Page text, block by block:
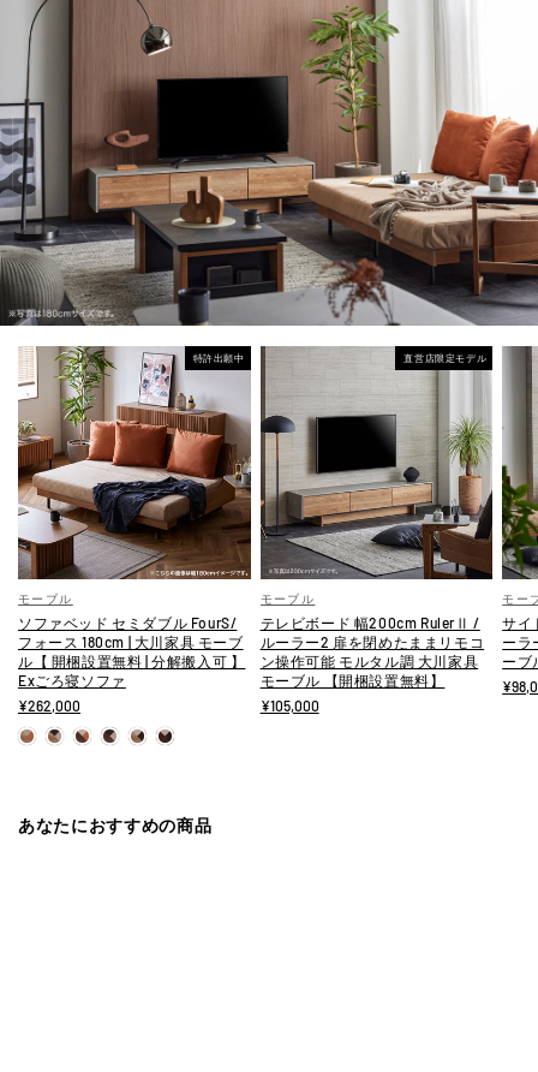
特許出願中
モーブル
ソファベッド セミダブル FourS/
フォース 180cm | 大川家具 モーブ
ル【 開梱設置無料 | 分解搬入可 】
Exごろ寝ソファ
¥262,000
直営店限定モデル
モーブル
テレビボード 幅200cm RulerⅡ /
ルーラー2 扉を閉めたままリモコ
ン操作可能 モルタル調 大川家具
モーブル 【開梱設置無料】
¥105,000
モー
サイ
ーラ
ーブ
あなたにおすすめの商品